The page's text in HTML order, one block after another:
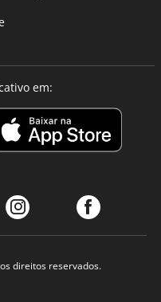
em:
direitos reservados.